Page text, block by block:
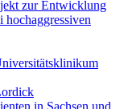
zur Entwicklung
hochaggressiven
in Sachsen und